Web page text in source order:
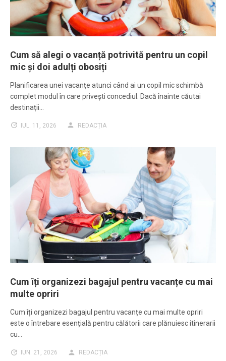
Cum să alegi o vacanță potrivită pentru un copil
mic și doi adulți obosiți
Planificarea unei vacanțe atunci când ai un copil mic schimbă
complet modul în care privești concediul. Dacă înainte căutai
destinații…
IUL. 11, 2026 REDACȚIA
Cum îți organizezi bagajul pentru vacanțe cu mai
multe opriri
Cum îți organizezi bagajul pentru vacanțe cu mai multe opriri
este o întrebare esențială pentru călătorii care plănuiesc itinerarii
cu…
IUN. 21, 2026 REDACȚIA